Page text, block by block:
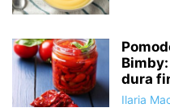
dura
Ilaria